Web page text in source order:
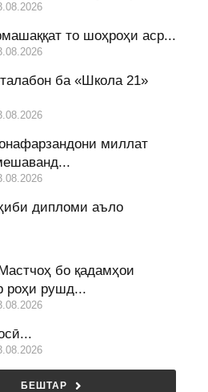
то шоҳроҳи аср...
ба «Школа 21»
миллат
дипломи аъло
бо қадамҳои
роҳи рушд...
БЕШТАР